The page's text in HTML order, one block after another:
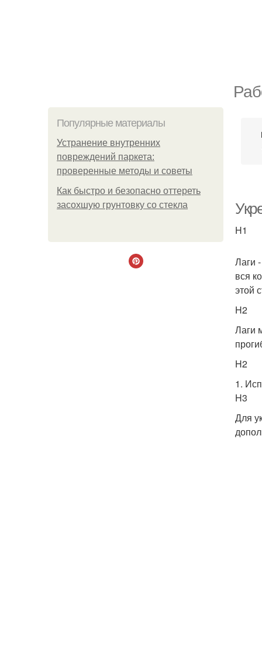
Популярные материалы
Устранение внутренних
повреждений паркета:
проверенные методы и советы
Как быстро и безопасно оттереть
засохшую грунтовку со стекла
H1
Лаги
вся
этой
H2
Лаги
H2
1.
H3
Для